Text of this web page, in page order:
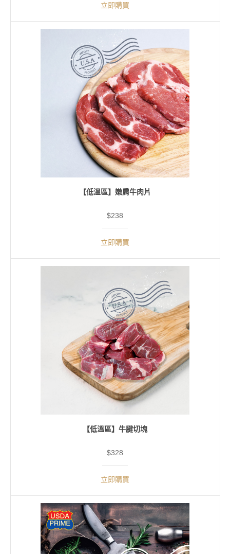
立即購買
【低溫區】嫩肩牛肉片
$238
立即購買
【低溫區】牛腱切塊
$328
立即購買